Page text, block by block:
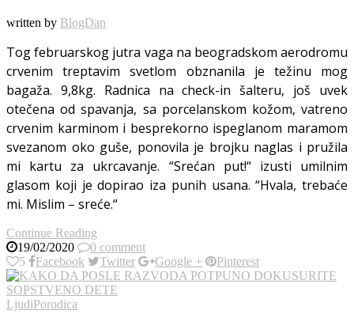
written by BlogDan
Tog februarskog jutra vaga na beogradskom aerodromu
crvenim treptavim svetlom obznanila je težinu mog
bagaža. 9,8kg. Radnica na check-in šalteru, još uvek
otečena od spavanja, sa porcelanskom kožom, vatreno
crvenim karminom i besprekorno ispeglanom maramom
svezanom oko guše, ponovila je brojku naglas i pružila
mi kartu za ukrcavanje. “Srećan put!“ izusti umilnim
glasom koji je dopirao iza punih usana. “Hvala, trebaće
mi. Mislim – sreće.“
Continue Reading
19/02/2020
0 comment
5
Facebook Twitter Google + Pinterest
LjudiPorodica